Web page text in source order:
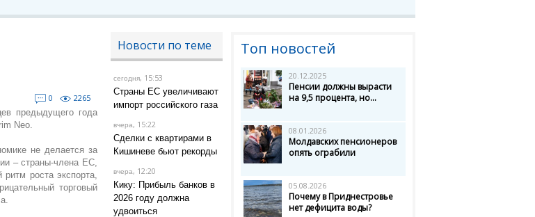
0
2265
предыдущего года
Neo.
не делается за
– страны-члена ЕС,
ритм роста экспорта,
торговый
Новости по теме
сегодня, 15:53
Страны ЕС увеличивают
импорт российского газа
вчера, 15:22
Сделки с квартирами в
Кишиневе бьют рекорды
вчера, 12:20
Кику: Прибыль банков в
2026 году должна
удвоиться
Топ новостей
20.12.2025
Пенсии должны вырасти
на 9,5 процента, но...
08.01.2026
Молдавских пенсионеров
опять ограбили
05.08.2026
Почему в Приднестровье
нет дефицита воды?